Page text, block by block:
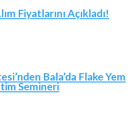
Fiyatlarını Açıkladı!
Bala’da Flake Yem
Semineri